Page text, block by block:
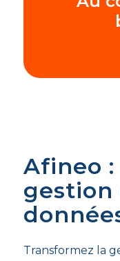
Afineo
gestion
Transformez la